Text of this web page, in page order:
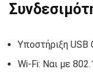
Υποστήριξη USB
Wi-Fi: Ναι με